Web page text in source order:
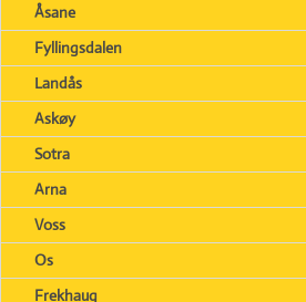
Åsane
Fyllingsdalen
Landås
Askøy
Sotra
Arna
Voss
Os
Frekhaug